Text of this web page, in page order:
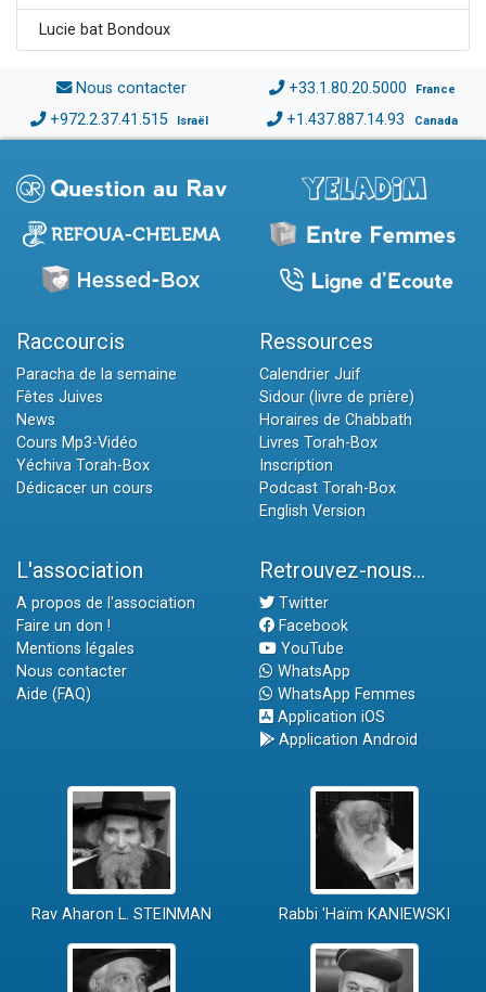
Lucie bat Bondoux
Nous contacter +33.1.80.20.5000 France
+972.2.37.41.515 Israël +1.437.887.14.93 Canada
Raccourcis
Paracha de la semaine
Fêtes Juives
News
Cours Mp3-Vidéo
Yéchiva Torah-Box
Dédicacer un cours
Ressources
Calendrier Juif
Sidour (livre de prière)
Horaires de Chabbath
Livres Torah-Box
Inscription
Podcast Torah-Box
English Version
L'association
A propos de l'association
Faire un don !
Mentions légales
Nous contacter
Aide (FAQ)
Retrouvez-nous...
Twitter
Facebook
YouTube
WhatsApp
WhatsApp Femmes
Application iOS
Application Android
Rav Aharon L. STEINMAN Rabbi 'Haïm KANIEWSKI